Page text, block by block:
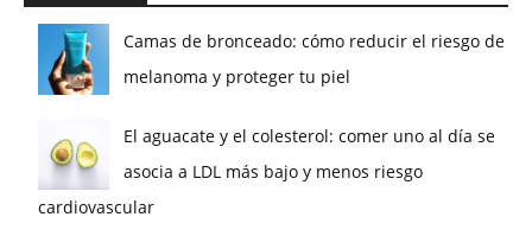
Camas de bronceado: cómo reducir el riesgo de
melanoma y proteger tu piel
El aguacate y el colesterol: comer uno al día se
asocia a LDL más bajo y menos riesgo
cardiovascular